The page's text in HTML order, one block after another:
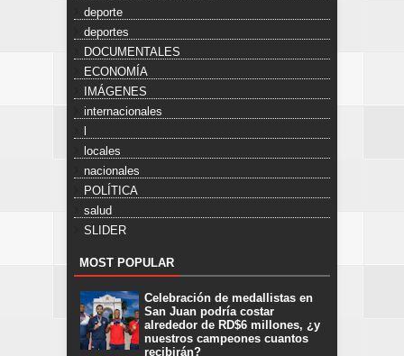
deporte
deportes
DOCUMENTALES
ECONOMÍA
IMÁGENES
internacionales
locales
nacionales
POLÍTICA
salud
SLIDER
MOST POPULAR
Celebración de medallistas en
San Juan podría costar
alrededor de RD$6 millones, ¿y
nuestros campeones cuantos
recibirán?